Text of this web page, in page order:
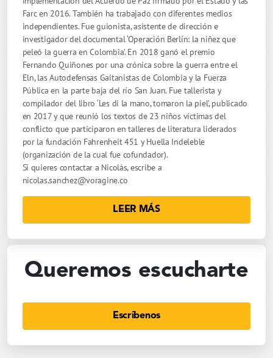
Farc en 2016. También ha trabajado con diferentes medios
independientes. Fue guionista, asistente de dirección e
investigador del documental ‘Operación Berlín: la niñez que
peleó la guerra en Colombia’. En 2018 ganó el premio
Fernando Quiñones por una crónica sobre la guerra entre el
Eln, las Autodefensas Gaitanistas de Colombia y la Fuerza
Pública en la parte baja del río San Juan. Fue tallerista y
compilador del libro ‘Les di la mano, tomaron la piel’, publicado
en 2017 y que reunió los textos de 23 niños víctimas del
conflicto que participaron en talleres de literatura liderados
por la fundación Fahrenheit 451 y Huella Indeleble
(organización de la cual fue cofundador).
Si quieres contactar a Nicolás, escribe a
nicolas.sanchez@voragine.co
LEER MÁS
Queremos escucharte
Escríbenos